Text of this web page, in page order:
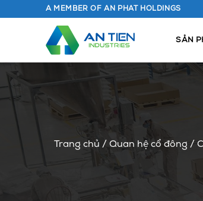
A MEMBER OF AN PHAT HOLDINGS
SẢN
Trang chủ / Quan hệ cổ đông /